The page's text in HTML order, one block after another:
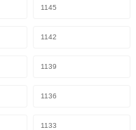
1145
1142
1139
1136
1133